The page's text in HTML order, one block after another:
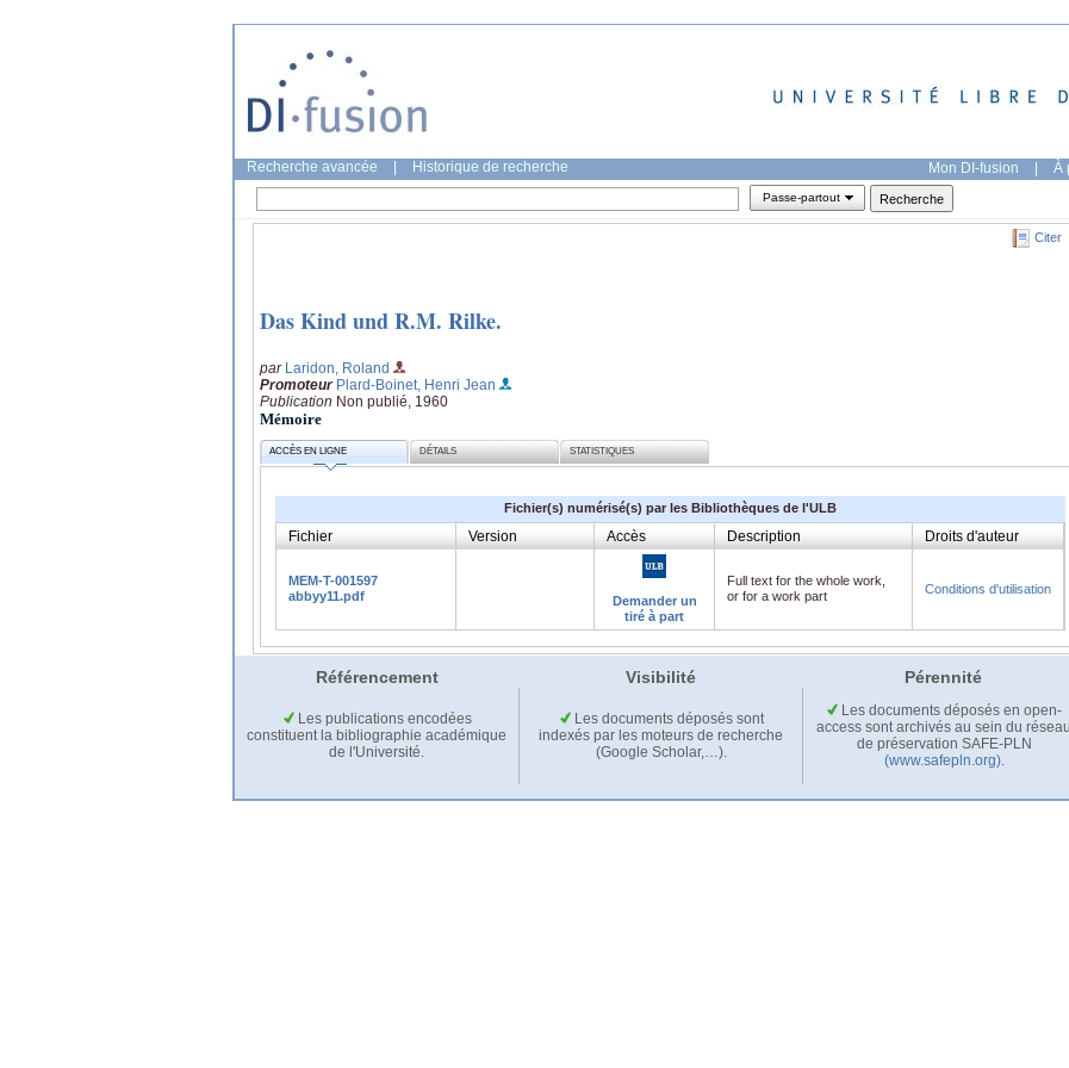
Recherche avancée Historique de recherche Mon DI-fusion | À
Passe-partout
Citer
Das Kind und R.M. Rilke.
par Laridon, Roland
Promoteur Plard-Boinet, Henri Jean
Publication Non publié, 1960
Mémoire
ACCÈS EN LIGNE DÉTAILS STATISTIQUES
Fichier(s) numérisé(s) par les Bibliothèques de l'ULB
Fichier Version Accès Description Droits d'auteur
MEM-T-001597
abbyy11.pdf
Demander un
tiré à part
Full text for the whole work,
or for a work part
Conditions d'utilisation
Référencement Visibilité Pérennité
Les publications encodées
constituent la bibliographie académique
de l'Université.
Les documents déposés sont
indexés par les moteurs de recherche
(Google Scholar,…).
Les documents déposés en open-
access sont archivés au sein du réseau
de préservation SAFE-PLN
(www.safepln.org).